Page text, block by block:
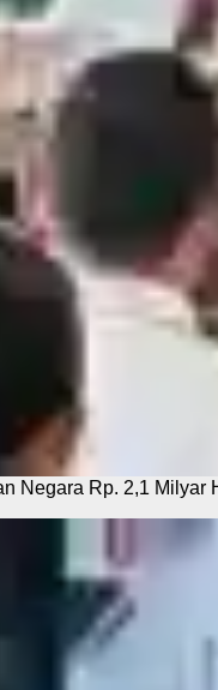
Negara Rp. 2,1 Milyar